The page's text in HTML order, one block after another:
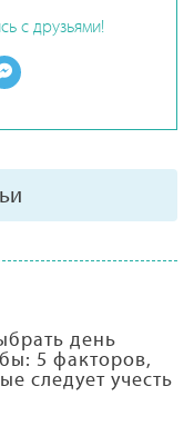
с друзьями!
день
5 факторов,
следует учесть